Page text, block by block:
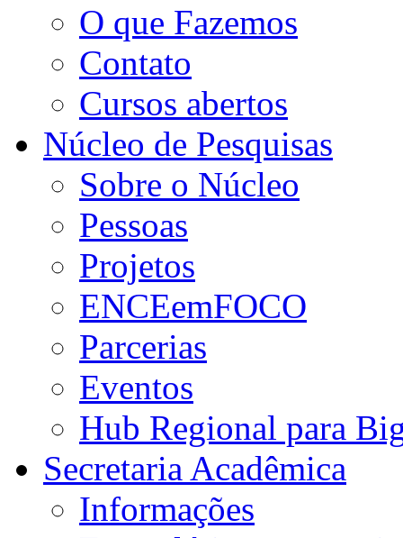
O que Fazemos
Contato
Cursos abertos
Núcleo de Pesquisas
Sobre o Núcleo
Pessoas
Projetos
ENCEemFOCO
Parcerias
Eventos
Hub Regional para
Secretaria Acadêmica
Informações